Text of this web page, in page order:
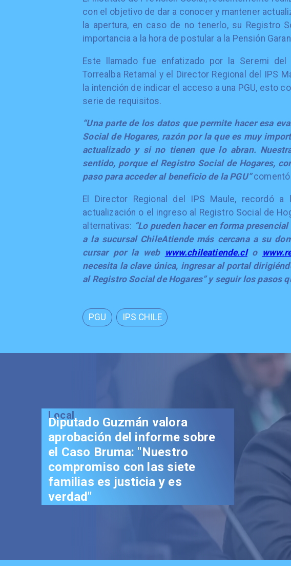
con el objetivo de dar a conocer y mantener
la apertura, en caso de no tenerlo, su Registro
importancia a la hora de postular a la Pensión
Este llamado fue enfatizado por la Seremi del
Torrealba Retamal y el Director Regional del IPS
la intención de indicar el acceso a una PGU, esto
serie de requisitos.
“Una parte de los datos que permite hacer esa
Social de Hogares, razón por la que es muy
actualizado y si no tienen que lo abran.
sentido, porque el Registro Social de Hogares,
paso para acceder al beneficio de la PGU”comentó
El Director Regional del IPS Maule, recordó
actualización o el ingreso al Registro Social de
alternativas: “Lo pueden hacer en forma
a la sucursal ChileAtiende más cercana a su
cursar por la web www.chileatiende.clo
necesita la clave única, ingresar al portal
al Registro Social de Hogares” y seguir los pasos
PGU IPS CHILE
Local
Senador Vial celebra
aprobación del proyecto de
Reconstrucción: "Es un hito
trascendental en beneficio de
los chilenos"